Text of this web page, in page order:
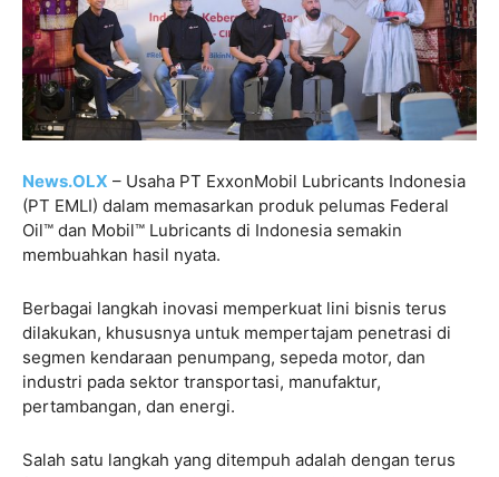
News.OLX – Usaha PT ExxonMobil Lubricants Indonesia
(PT EMLI) dalam memasarkan produk pelumas Federal
Oil™ dan Mobil™ Lubricants di Indonesia semakin
membuahkan hasil nyata.
Berbagai langkah inovasi memperkuat lini bisnis terus
dilakukan, khususnya untuk mempertajam penetrasi di
segmen kendaraan penumpang, sepeda motor, dan
industri pada sektor transportasi, manufaktur,
pertambangan, dan energi.
Salah satu langkah yang ditempuh adalah dengan terus